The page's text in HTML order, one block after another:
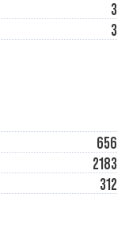
3
3
656
2183
312